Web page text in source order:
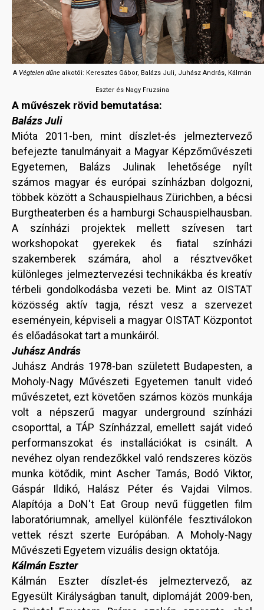
A Végtelen dűnealkotói: Keresztes Gábor, Balázs Juli, Juhász András, Kálmán
Eszter és Nagy Fruzsina
A művészek rövid bemutatása:
Balázs Juli
Mióta 2011-ben, mint díszlet-és jelmeztervező
befejezte tanulmányait a Magyar Képzőművészeti
Egyetemen, Balázs Julinak lehetősége nyílt
számos magyar és európai színházban dolgozni,
többek között a Schauspielhaus Zürichben, a bécsi
Burgtheaterben és a hamburgi Schauspielhausban.
A színházi projektek mellett szívesen tart
workshopokat gyerekek és fiatal színházi
szakemberek számára, ahol a résztvevőket
különleges jelmeztervezési technikákba és kreatív
térbeli gondolkodásba vezeti be. Mint az OISTAT
közösség aktív tagja, részt vesz a szervezet
eseményein, képviseli a magyar OISTAT Központot
és előadásokat tart a munkáiról.
Juhász András
Juhász András 1978-ban született Budapesten, a
Moholy-Nagy Művészeti Egyetemen tanult videó
művészetet, ezt követően számos közös munkája
volt a népszerű magyar underground színházi
csoporttal, a TÁP Színházzal, emellett saját videó
performanszokat és installációkat is csinált. A
nevéhez olyan rendezőkkel való rendszeres közös
munka kötődik, mint Ascher Tamás, Bodó Viktor,
Gáspár Ildikó, Halász Péter és Vajdai Vilmos.
Alapítója a DoN't Eat Group nevű független film
laboratóriumnak, amellyel különféle fesztiválokon
vettek részt szerte Európában. A Moholy-Nagy
Művészeti Egyetem vizuális design oktatója.
Kálmán Eszter
Kálmán Eszter díszlet-és jelmeztervező, az
Egyesült Királyságban tanult, diplomáját 2009-ben,